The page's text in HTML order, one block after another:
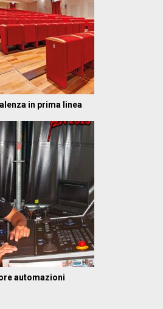
in prima linea
automazioni